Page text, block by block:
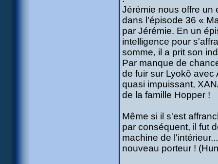
Jérémie nous offre un
dans l'épisode 36 «
par Jérémie. En un
intelligence pour
somme, il a prit son
Par manque de
de fuir sur Lyokô avec
quasi impuissant,
de la famille Hopper !
Même si il s'est
par conséquent, il fut
machine de
nouveau porteur !